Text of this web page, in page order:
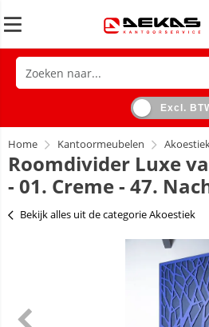
Excl.
Home Kantoormeubelen
Roomdivider Luxe
- 01. Creme - 47.
Bekijk alles uit de categorie Akoestiek